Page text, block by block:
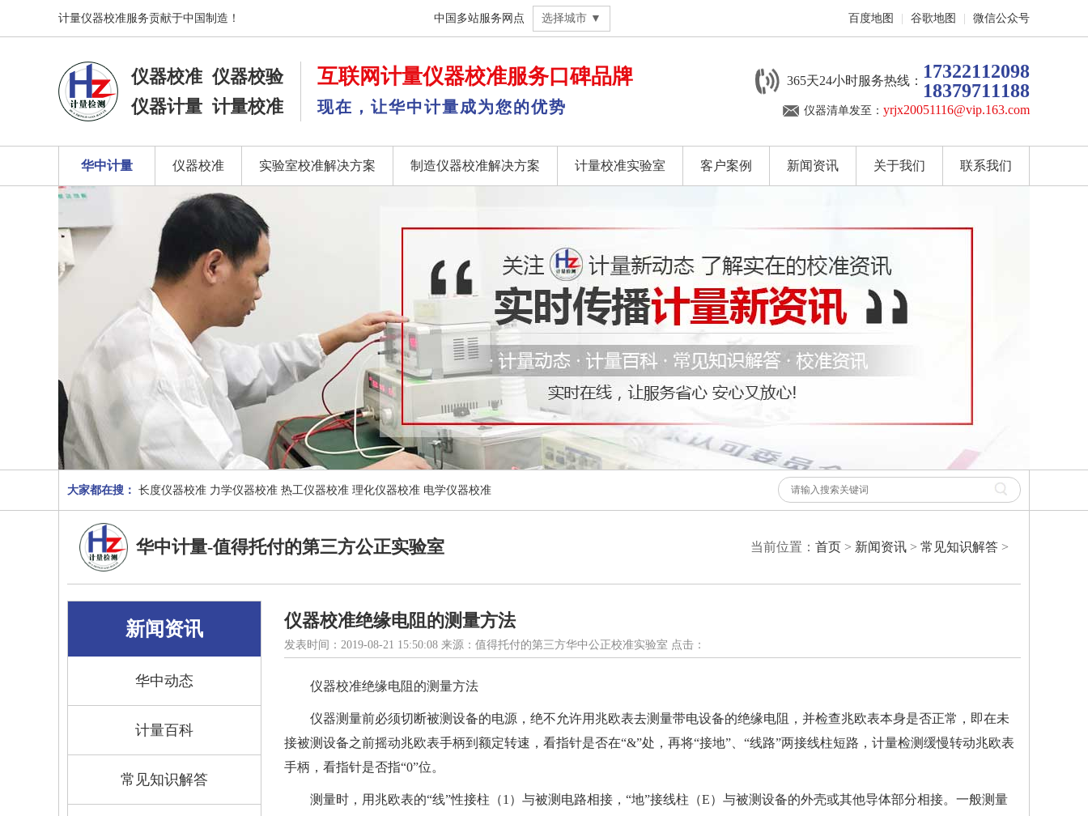
计量仪器校准服务贡献于中国制造！ 中国多站服务网点 选择城市 ▼ 百度地图 谷歌地图 微信公众号
仪器校准 仪器校验
仪器计量 计量校准
互联网计量仪器校准服务口碑品牌
现在，让华中计量成为您的优势
365天24小时服务热线： 17322112098
18379711188
仪器清单发至： yrjx20051116@vip.163.com
华中计量 仪器校准 实验室校准解决方案 制造仪器校准解决方案 计量校准实验室 客户案例 新闻资讯 关于我们 联系我们
大家都在搜： 长度仪器校准 力学仪器校准 热工仪器校准 理化仪器校准 电学仪器校准
当前位置： 首页 > 新闻资讯 > 常见知识解答 >
华中计量-值得托付的第三方公正实验室
新闻资讯
华中动态
计量百科
常见知识解答
仪器校准绝缘电阻的测量方法
发表时间：2019-08-21 15:50:08 来源：值得托付的第三方华中公正校准实验室 点击：
仪器校准绝缘电阻的测量方法
仪器测量前必须切断被测设备的电源，绝不允许用兆欧表去测量带电设备的绝缘电阻，并检查兆欧表本身是否正常，即在未
接被测设备之前摇动兆欧表手柄到额定转速，看指针是否在“&”处，再将“接地”、“线路”两接线柱短路， 计量检测缓慢转动兆欧表
手柄，看指针是否指“0”位。
测量时，用兆欧表的“线”性接柱（1）与被测电路相接，“地”接线柱（E）与被测设备的外壳或其他导体部分相接。一般测量